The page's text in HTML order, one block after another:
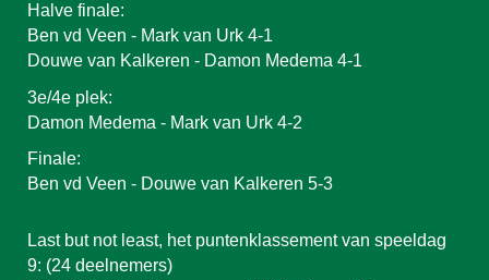
Halve finale:
Ben vd Veen - Mark van Urk 4-1
Douwe van Kalkeren - Damon Medema 4-1
3e/4e plek:
Damon Medema - Mark van Urk 4-2
Finale:
Ben vd Veen - Douwe van Kalkeren 5-3
Last but not least, het puntenklassement van speeldag
9: (24 deelnemers)